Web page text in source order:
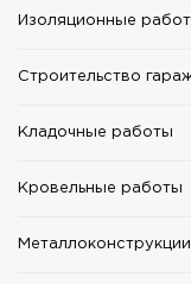
Изоляционные
Строительство
Кладочные работы
Кровельные работы
Mеталлоконструкции